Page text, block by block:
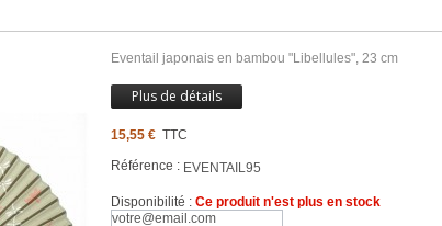
Eventail japonais en bambou "Libellules ", 23 cm
Plus de détails
15,55 € TTC
Référence : EVENTAIL95
Disponibilité : Ce produit n'est plus en stock